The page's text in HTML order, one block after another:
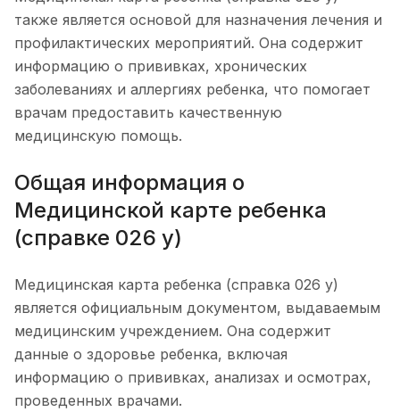
также является основой для назначения лечения и
профилактических мероприятий. Она содержит
информацию о прививках, хронических
заболеваниях и аллергиях ребенка, что помогает
врачам предоставить качественную
медицинскую помощь.
Общая информация о
Медицинской карте ребенка
(справке 026 у)
Медицинская карта ребенка (справка 026 у)
является официальным документом, выдаваемым
медицинским учреждением. Она содержит
данные о здоровье ребенка, включая
информацию о прививках, анализах и осмотрах,
проведенных врачами.